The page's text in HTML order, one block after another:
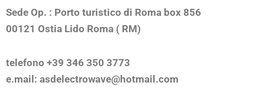
Sede Op. : Porto turistico di Roma box 856
00121 Ostia Lido Roma ( RM)
telefono +39 346 350 3773
e.mail: asdelectrowave@hotmail.com